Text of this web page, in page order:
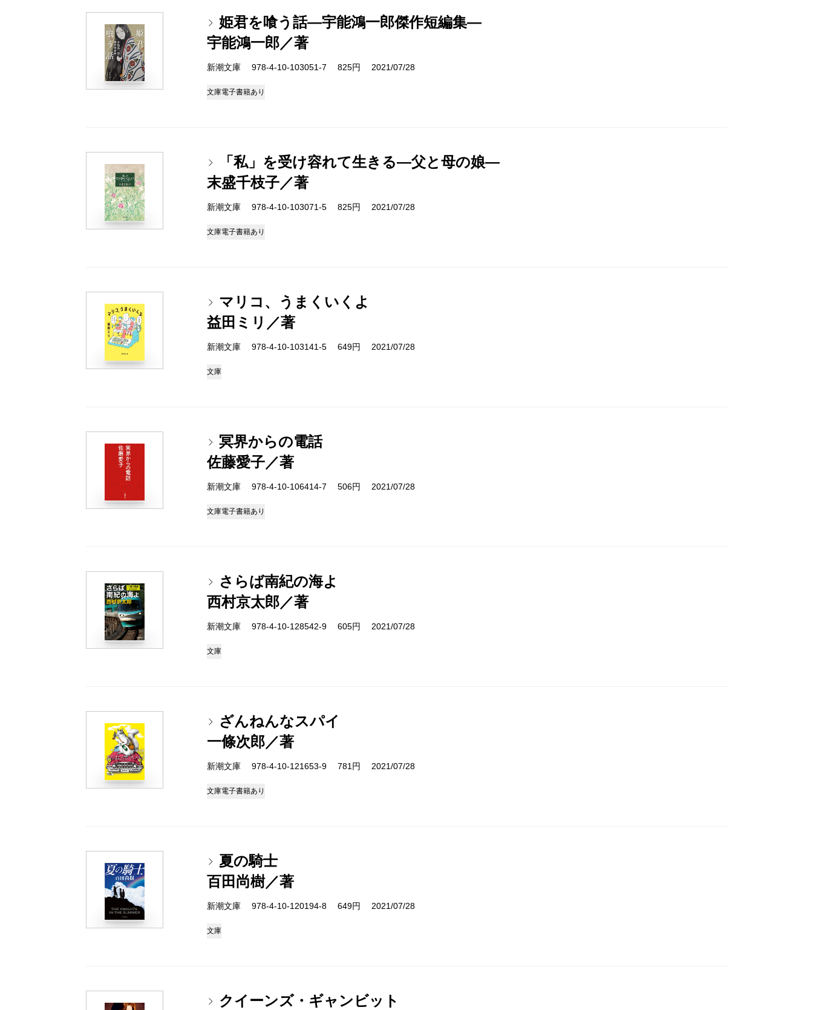
姫君を喰う話―宇能鴻一郎傑作短編集―
宇能鴻一郎／著
新潮文庫 978-4-10-103051-7 825円 2021/07/28
文庫電子書籍あり
「私」を受け容れて生きる―父と母の娘―
末盛千枝子／著
新潮文庫 978-4-10-103071-5 825円 2021/07/28
文庫電子書籍あり
マリコ、うまくいくよ
益田ミリ／著
新潮文庫 978-4-10-103141-5 649円 2021/07/28
文庫
冥界からの電話
佐藤愛子／著
新潮文庫 978-4-10-106414-7 506円 2021/07/28
文庫電子書籍あり
さらば南紀の海よ
西村京太郎／著
新潮文庫 978-4-10-128542-9 605円 2021/07/28
文庫
ざんねんなスパイ
一條次郎／著
新潮文庫 978-4-10-121653-9 781円 2021/07/28
文庫電子書籍あり
夏の騎士
百田尚樹／著
新潮文庫 978-4-10-120194-8 649円 2021/07/28
文庫
クイーンズ・ギャンビット